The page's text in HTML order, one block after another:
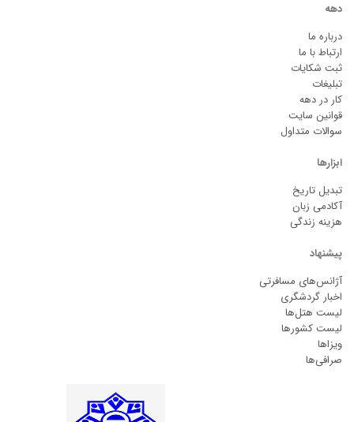
دهه
درباره ما
ارتباط با ما
ثبت شکایات
تبلیغات
کار در دهه
قوانین سایت
سوالات متداول
ابزارها
تبدیل تاریخ
آکادمی زبان
هزینه زندگی
پیشنهاد
آژانس‌های مسافرتی
اخبار گردشگری
لیست هتل‌ها
لیست کشورها
ویزاها
صرافی‌ها